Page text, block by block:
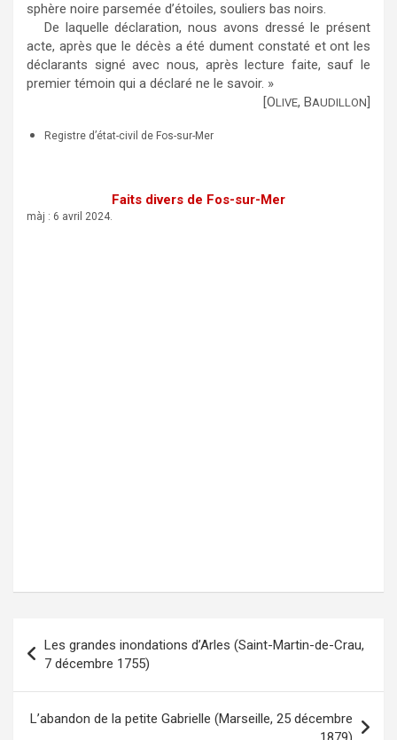
sphère noire parsemée d’étoiles, souliers bas noirs.
De laquelle déclaration, nous avons dressé le présent
acte, après que le décès a été dument constaté et ont les
déclarants signé avec nous, après lecture faite, sauf le
premier témoin qui a déclaré ne le savoir. »
[OLIVE, BAUDILLON]
Registre d’état-civil de Fos-sur-Mer
Faits divers de Fos-sur-Mer
màj : 6 avril 2024.
Navigation
l’article
Les grandes inondations d’Arles (Saint-Martin-de-Crau,
7 décembre 1755)
L’abandon de la petite Gabrielle (Marseille, 25 décembre